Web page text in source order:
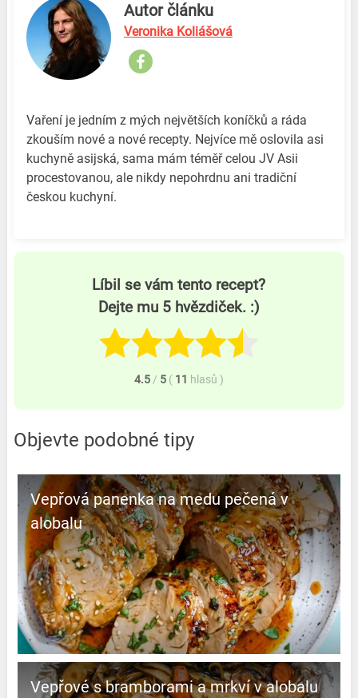
Autor článku
Veronika Koliášová
Vaření je jedním z mých největších koníčků a ráda
zkouším nové a nové recepty. Nejvíce mě oslovila asi
kuchyně asijská, sama mám téměř celou JV Asii
procestovanou, ale nikdy nepohrdnu ani tradiční
českou kuchyní.
Líbil se vám tento recept?
Dejte mu 5 hvězdiček. :)
4.5 / 5 ( 11 hlasů )
Objevte podobné tipy
Vepřová panenka na medu pečená v
alobalu
Vepřové s bramborami a mrkví v alobalu